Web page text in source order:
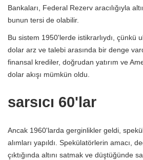
Bankaları, Federal Rezerv aracılığıyla
bunun tersi de olabilir.
Bu sistem 1950'lerde istikrarlıydı, çünkü
dolar arz ve talebi arasında bir denge
finansal krediler, doğrudan yatırım ve
dolar akışı mümkün oldu.
sarsıcı 60'lar
Ancak 1960'larda gerginlikler geldi,
alımları yapıldı. Spekülatörlerin amacı,
çıktığında altını satmak ve düştüğünde